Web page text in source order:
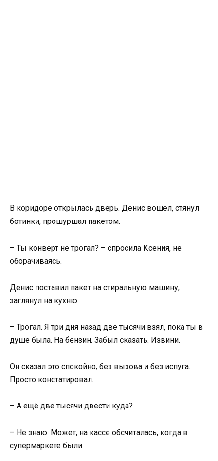
В коридоре открылась дверь. Денис вошёл, стянул
ботинки, прошуршал пакетом.
– Ты конверт не трогал? – спросила Ксения, не
оборачиваясь.
Денис поставил пакет на стиральную машину,
заглянул на кухню.
– Трогал. Я три дня назад две тысячи взял, пока ты в
душе была. На бензин. Забыл сказать. Извини.
Он сказал это спокойно, без вызова и без испуга.
Просто констатировал.
– А ещё две тысячи двести куда?
– Не знаю. Может, на кассе обсчиталась, когда в
супермаркете были.